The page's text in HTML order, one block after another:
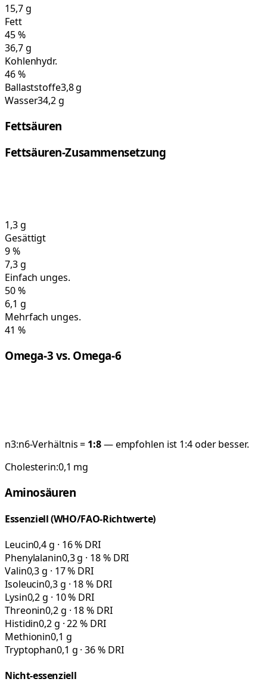
15,7g
Fett
45%
36,7g
Kohlenhydr.
46%
Ballaststoffe3,8 g
Wasser34,2 g
Fettsäuren
Fettsäuren-Zusammensetzung
1,3g
Gesättigt
9%
7,3g
Einfach unges.
50%
6,1 g
Mehrfach unges.
41 %
Omega-3 vs. Omega-6
n3:n6-Verhältnis = 1:8— empfohlen ist 1:4 oder besser.
Cholesterin:0,1 mg
Aminosäuren
Essenziell (WHO/FAO-Richtwerte)
Leucin0,4 g · 16 % DRI
Phenylalanin0,3 g · 18 % DRI
Valin0,3 g · 17 % DRI
Isoleucin0,3 g · 18 % DRI
Lysin0,2 g · 10 % DRI
Threonin0,2 g · 18 % DRI
Histidin0,2 g · 22 % DRI
Methionin0,1 g
Tryptophan0,1 g · 36 % DRI
Nicht-essenziell